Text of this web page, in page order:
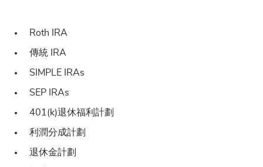
Roth IRA
傳統 IRA
SIMPLE IRAs
SEP IRAs
401(k)退休福利計劃
利潤分成計劃
退休金計劃